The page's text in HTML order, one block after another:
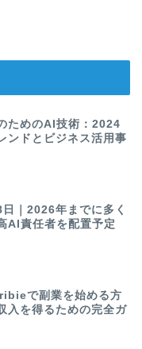
ためのAI技術：2024
ンドとビジネス活用事
｜2026年までに多く
AI責任者を配置予定
で副業を始める方
入を得るための完全ガ